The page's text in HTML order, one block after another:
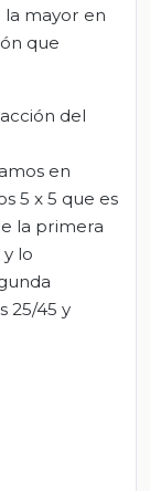
mayor en
que
del
en
5 x 5 que es
la primera
y lo
25/45 y